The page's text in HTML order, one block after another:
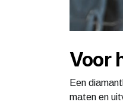
Voor
Een
maten en